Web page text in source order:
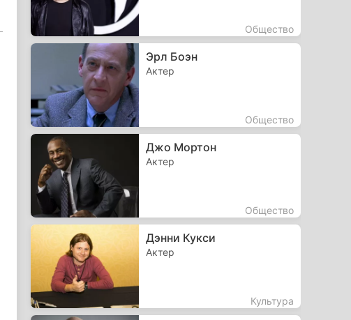
Общество
Эрл Боэн
Актер
Общество
Джо Мортон
Актер
Общество
Дэнни Кукси
Актер
Культура